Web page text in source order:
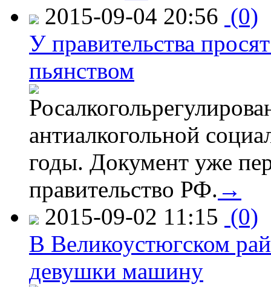
2015-09-04 20:56 (0)
У правительства
пьянством
антиалкогольной
годы. Документ уже
правительство РФ. →
2015-09-02 11:15 (0)
В Великоустюгском
девушки машину